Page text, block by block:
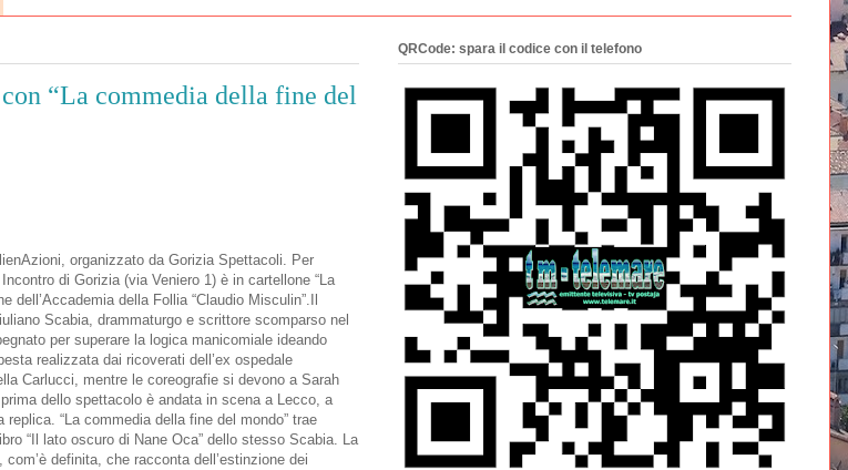
“La commedia della fine del
organizzato da Gorizia Spettacoli. Per
di Gorizia (via Veniero 1) è in cartellone “La
dell’Accademia della Follia “Claudio Misculin”.Il
Scabia, drammaturgo e scrittore scomparso nel
per superare la logica manicomiale ideando
realizzata dai ricoverati dell’ex ospedale
Carlucci, mentre le coreografie si devono a Sarah
dello spettacolo è andata in scena a Lecco, a
“La commedia della fine del mondo” trae
“Il lato oscuro di Nane Oca” dello stesso Scabia. La
definita, che racconta dell’estinzione dei
QRCode: spara il codice con il telefono